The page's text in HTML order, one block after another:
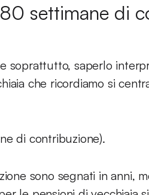
settimane di
soprattutto, saperlo
che ricordiamo si
di contribuzione).
sono segnati in anni,